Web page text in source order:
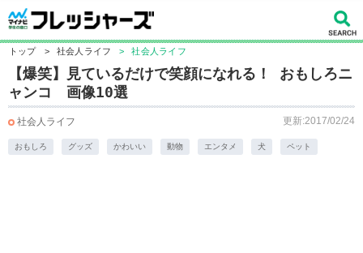
トップ > 社会人ライフ > 社会人ライフ
【爆笑】見ているだけで笑顔になれる！ おもしろニ
ャンコ 画像10選
社会人ライフ 更新:2017/02/24
おもしろ グッズ かわいい 動物 エンタメ 犬 ペット